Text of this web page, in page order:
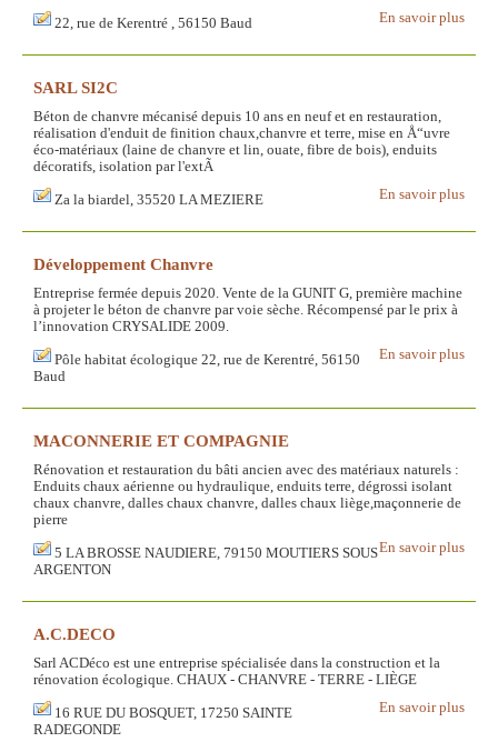
En savoir plus
22, rue de Kerentré , 56150 Baud
SARL SI2C
Béton de chanvre mécanisé depuis 10 ans en neuf et en restauration,
réalisation d'enduit de finition chaux,chanvre et terre, mise en Å“uvre
éco-matériaux (laine de chanvre et lin, ouate, fibre de bois), enduits
décoratifs, isolation par l'extÃ
En savoir plus
Za la biardel, 35520 LA MEZIERE
Développement Chanvre
Entreprise fermée depuis 2020. Vente de la GUNIT G, première machine
à projeter le béton de chanvre par voie sèche. Récompensé par le prix à
l’innovation CRYSALIDE 2009.
En savoir plus
Pôle habitat écologique 22, rue de Kerentré, 56150
Baud
MACONNERIE ET COMPAGNIE
Rénovation et restauration du bâti ancien avec des matériaux naturels :
Enduits chaux aérienne ou hydraulique, enduits terre, dégrossi isolant
chaux chanvre, dalles chaux chanvre, dalles chaux liège,maçonnerie de
pierre
En savoir plus
5 LA BROSSE NAUDIERE, 79150 MOUTIERS SOUS
ARGENTON
A.C.DECO
Sarl ACDéco est une entreprise spécialisée dans la construction et la
rénovation écologique. CHAUX - CHANVRE - TERRE - LIÈGE
En savoir plus
16 RUE DU BOSQUET, 17250 SAINTE
RADEGONDE